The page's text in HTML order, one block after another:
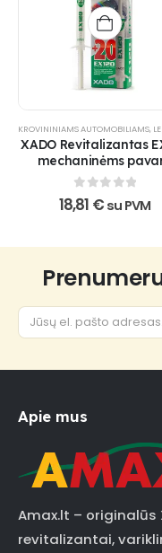
KROVININIAMS AUTOMOBILIAMS,
XADO Revitalizantas
mechaninėms
dėžėms ir
0out of 5
18,81 € su PVM
Apie mus
Amax.lt – originalūs
revitalizantai,